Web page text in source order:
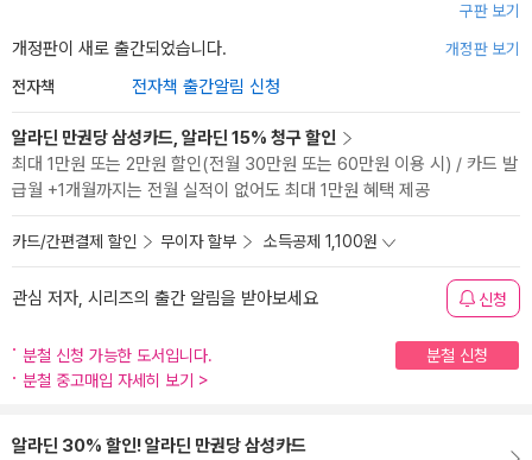
구판 보기
개정판이 새로 출간되었습니다. 개정판 보기
전자책 전자책 출간알림 신청
알라딘 만권당 삼성카드, 알라딘 15% 청구 할인
최대 1만원 또는 2만원 할인(전월 30만원 또는 60만원 이용 시) / 카드 발
급월 +1개월까지는 전월 실적이 없어도 최대 1만원 혜택 제공
카드/간편결제 할인 무이자 할부 소득공제 1,100원
관심 저자, 시리즈의 출간 알림을 받아보세요 신청
분철 신청 가능한 도서입니다.
분철 신청
분철 중고매입 자세히 보기 >
알라딘 30% 할인! 알라딘 만권당 삼성카드